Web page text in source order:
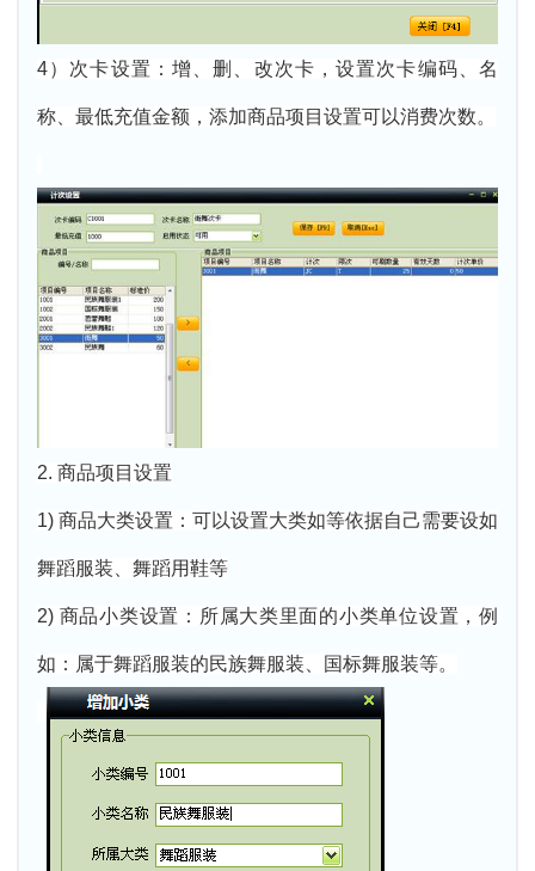
4）次卡设置：增、删、改次卡，设置次卡编码、名
称、最低充值金额，添加商品项目设置可以消费次数。
2. 商品项目设置
1) 商品大类设置：可以设置大类如等依据自己需要设如
舞蹈服装、舞蹈用鞋等
2) 商品小类设置：所属大类里面的小类单位设置，例
如：属于舞蹈服装的民族舞服装、国标舞服装等。